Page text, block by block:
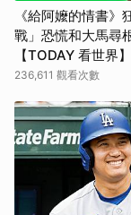
《給阿嬤的情書
戰」恐慌和大馬尋
【TODAY 看世界】
236,611 觀看次數